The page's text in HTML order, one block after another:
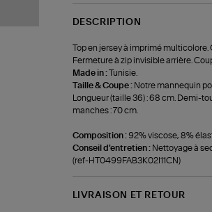
DESCRIPTION
Top en jersey à imprimé multicolore.
Fermeture à zip invisible arrière.
Made in :Tunisie.
Taille & Coupe : Notre mannequin
Longueur (taille 36) : 68 cm. Demi-
manches : 70 cm.
Composition : 92% viscose, 8%
Conseil d'entretien : Nettoyage à
(ref-HT0499FAB3K02I11CN)
LIVRAISON ET RETOUR